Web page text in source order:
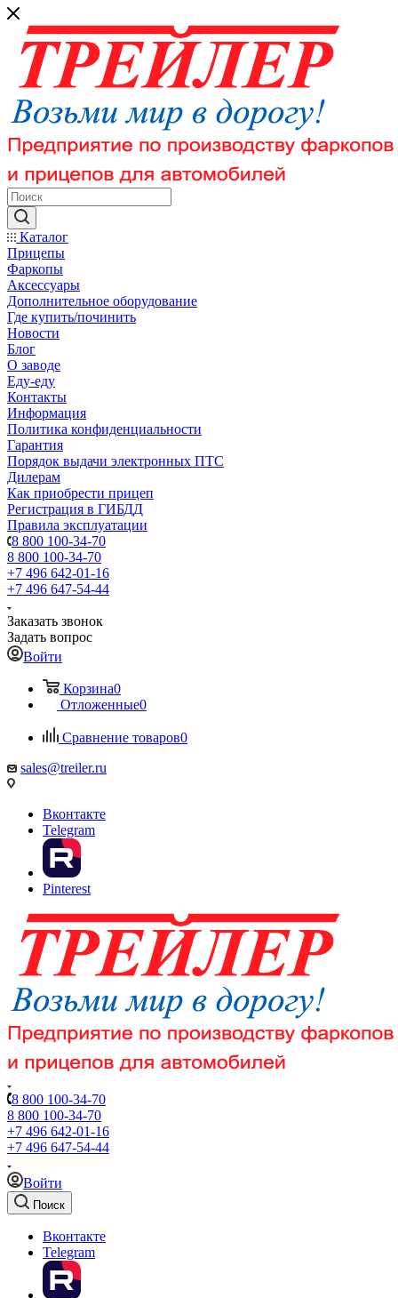
Каталог
Прицепы
Фаркопы
Аксессуары
Дополнительное оборудование
Где купить/починить
Новости
Блог
О заводе
Еду-еду
Контакты
Информация
Политика конфиденциальности
Гарантия
Порядок выдачи электронных ПТС
Дилерам
Как приобрести прицеп
Регистрация в ГИБДД
Правила эксплуатации
8 800 100-34-70
8 800 100-34-70
+7 496 642-01-16
+7 496 647-54-44
Заказать звонок
Задать вопрос
Войти
Корзина0
Отложенные0
Сравнение товаров0
sales@treiler.ru
Вконтакте
Telegram
Pinterest
8 800 100-34-70
8 800 100-34-70
+7 496 642-01-16
+7 496 647-54-44
Войти
Поиск
Вконтакте
Telegram